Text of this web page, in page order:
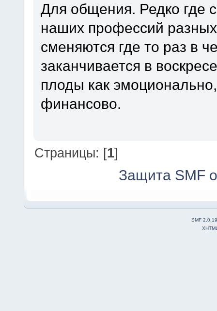
Для общения. Редко где
наших профессий
сменяются где то раз в
заканчивается в
плоды как
финансово.
Страницы: [1]
Защита SMF
SMF 2.0.19